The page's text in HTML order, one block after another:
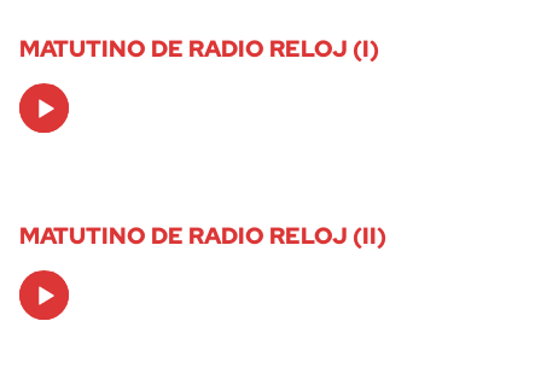
MATUTINO DE RADIO RELOJ (I)
Audio
Player
MATUTINO DE RADIO RELOJ (II)
Audio
Player